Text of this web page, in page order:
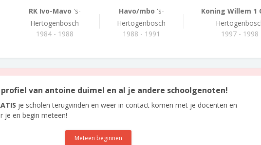
RK Ivo-Mavo 's-
Hertogenbosch
1984 - 1988
Havo/mbo 's-
Hertogenbosch
1988 - 1991
Koning Willem 1
1997 - 1998
van antoine duimel en al je andere schoolgenoten!
je scholen terugvinden en weer in contact komen met je docenten en
je en begin meteen!
Meteen beginnen